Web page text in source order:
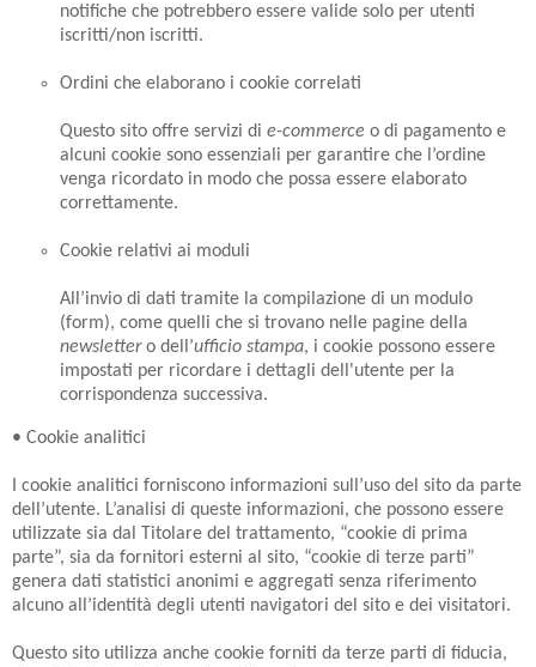
notifiche che potrebbero essere valide solo per utenti
iscritti/non iscritti.
Ordini che elaborano i cookie correlati
Questo sito offre servizi di e-commerce o di pagamento e
alcuni cookie sono essenziali per garantire che l’ordine
venga ricordato in modo che possa essere elaborato
correttamente.
Cookie relativi ai moduli
All’invio di dati tramite la compilazione di un modulo
(form), come quelli che si trovano nelle pagine della
newslettero dell’ufficio stampa, i cookie possono essere
impostati per ricordare i dettagli dell'utente per la
corrispondenza successiva.
• Cookie analitici
I cookie analitici forniscono informazioni sull’uso del sito da parte
dell’utente. L’analisi di queste informazioni, che possono essere
utilizzate sia dal Titolare del trattamento, “cookie di prima
parte”, sia da fornitori esterni al sito, “cookie di terze parti”
genera dati statistici anonimi e aggregati senza riferimento
alcuno all’identità degli utenti navigatori del sito e dei visitatori.
Questo sito utilizza anche cookie forniti da terze parti di fiducia,